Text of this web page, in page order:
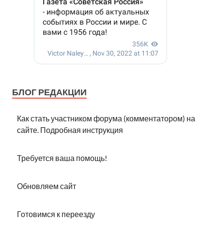
БЛОГ РЕДАКЦИИ
Как стать участником форума (комментатором) на
сайте. Подробная инструкция
Требуется ваша помощь!
Обновляем сайт
Готовимся к переезду